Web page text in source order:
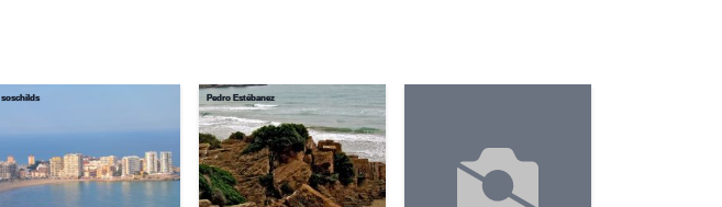
soschilds Pedro Estébanez